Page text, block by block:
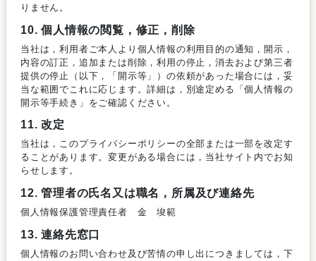
りません。
10. 個人情報の閲覧，修正，削除
当社は，利用者ご本人より個人情報の利用目的の通知，開示，
内容の訂正，追加または削除，利用の停止，消去および第三者
提供の停止（以下，「開示等」）の依頼があった場合には，妥
当な範囲でこれに応じます。詳細は，別途定める「個人情報の
開示等手続き」をご確認ください。
11. 改定
当社は，このプライバシーポリシーの全部または一部を改定す
ることがあります。変更がある場合には，当社サイト内でお知
らせします。
12. 管理者の氏名又は職名，所属及び連絡先
個人情報保護管理責任者 金 埈範
13. 連絡先窓口
個人情報のお問い合わせ及び苦情の申し出につきましては，下